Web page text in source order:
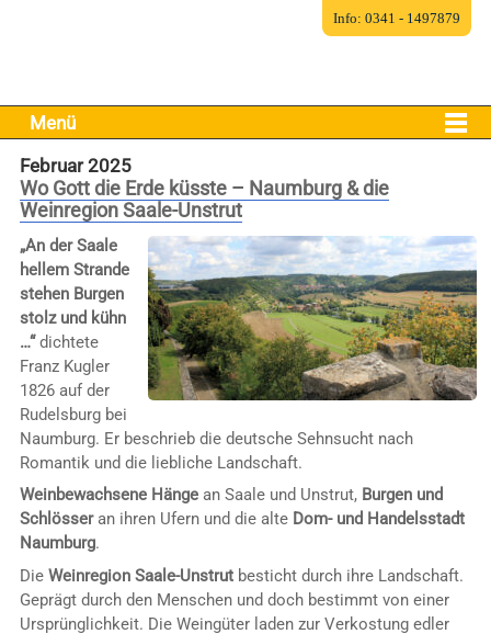
Menü
Februar 2025
Wo Gott die Erde küsste – Naumburg & die
Weinregion Saale-Unstrut
„An der Saale
hellem Strande
stehen Burgen
stolz und kühn
…“dichtete
Franz Kugler
1826 auf der
Rudelsburg bei
Naumburg. Er beschrieb die deutsche Sehnsucht nach
Romantik und die liebliche Landschaft.
Weinbewachsene Hängean Saale und Unstrut, Burgen und
Schlösseran ihren Ufern und die alte Dom- und Handelsstadt
Naumburg.
Die Weinregion Saale-Unstrutbesticht durch ihre Landschaft.
Geprägt durch den Menschen und doch bestimmt von einer
Ursprünglichkeit. Die Weingüter laden zur Verkostung edler
Info: 0341 - 1497879